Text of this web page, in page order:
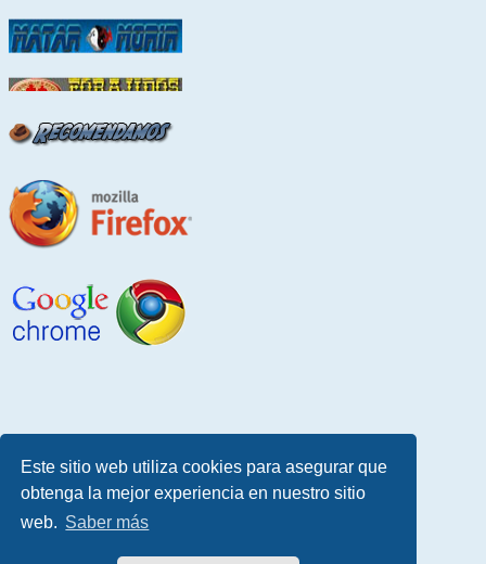
Este sitio web utiliza cookies para asegurar que
obtenga la mejor experiencia en nuestro sitio
web. Saber más